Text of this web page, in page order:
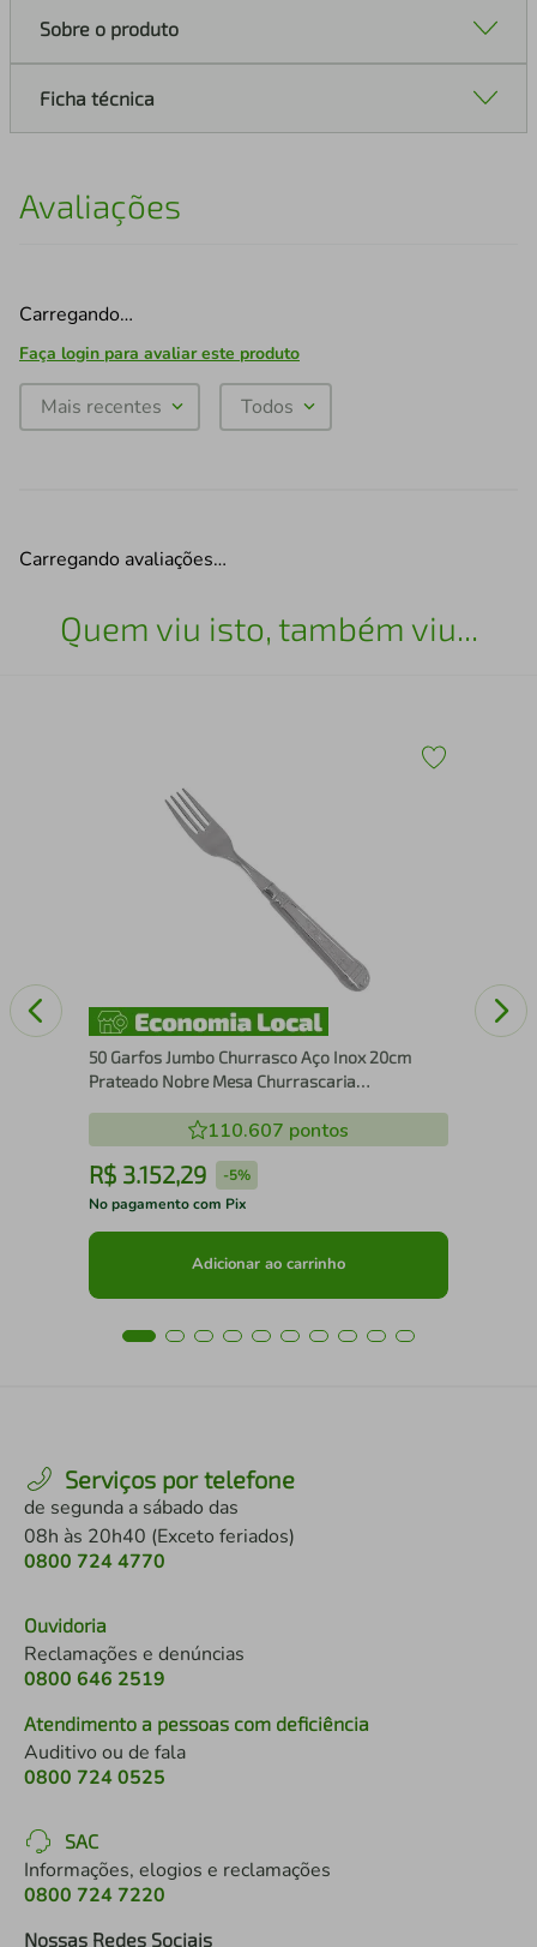
Sobre o produto
Ficha técnica
Avaliações
Carregando…
Faça login para avaliar este produto
Mais recentes Todos
Carregando avaliações…
Quem viu isto, também viu...
50 Garfos Jumbo Churrasco Aço Inox 20cm
Prateado Nobre Mesa Churrascaria
110.607 pontos
R$ 3.152,29 -5%
No pagamento com Pix
Adicionar ao carrinho
Serviços por telefone
de segunda a sábado das
08h às 20h40 (Exceto feriados)
0800 724 4770
Ouvidoria
Reclamações e denúncias
0800 646 2519
Atendimento a pessoas com deficiência
Auditivo ou de fala
0800 724 0525
SAC
Informações, elogios e reclamações
0800 724 7220
Nossas Redes Sociais